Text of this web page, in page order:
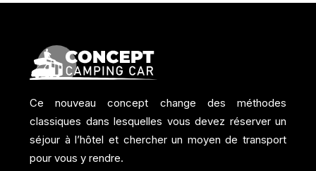
Ce nouveau concept change des méthodes
classiques dans lesquelles vous devez réserver un
séjour à l’hôtel et chercher un moyen de transport
pour vous y rendre.